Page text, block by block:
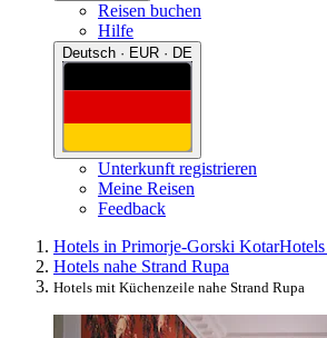
Reisen buchen
Hilfe
Deutsch · EUR · DE
Unterkunft registrieren
Meine Reisen
Feedback
Hotels in Primorje-Gorski Kotar
Hotels nahe Strand Rupa
Hotels mit Küchenzeile nahe Strand Rupa